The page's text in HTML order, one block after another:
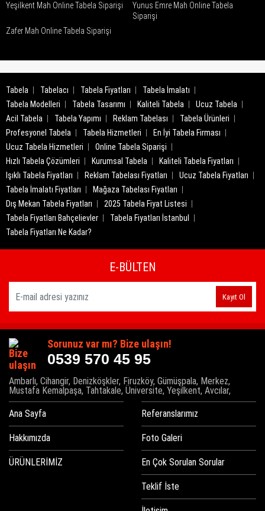
Yeşilkent Mah Online Tabela Siparişi
Yunus Emre Mah Online Tabela
Siparişi
Zafer Mah Online Tabela Siparişi
Tabela Tabelacı Tabela Fiyatları
Tabela İmalatı
Tabela Modelleri
Tabela Tasarımı Kaliteli Tabela
Ucuz Tabela
Acil Tabela
Tabela Yapımı Reklam Tabelası
Tabela Ürünleri
Profesyonel Tabela
Tabela Hizmetleri
En İyi Tabela Firması
Ucuz Tabela Hizmetleri
Online Tabela Siparişi
Hızlı Tabela Çözümleri
Kurumsal Tabela
Kaliteli Tabela Fiyatları
Işıklı Tabela Fiyatları
Reklam Tabelası Fiyatları
Ucuz Tabela Fiyatları
Tabela İmalatı Fiyatları
Mağaza Tabelası Fiyatları
Dış Mekan Tabela Fiyatları
2025 Tabela Fiyat Listesi
Tabela Fiyatları Bahçelievler
Tabela Fiyatları İstanbul
Tabela Fiyatları Ne Kadar?
E-BÜLTEN
Kayıt Ol
Sorunuz var mı? Bize ulaşın!
0539 570 45 95
Ambarlı, Cihangir, Denizköşkler, Firuzköy, Gümüşpala, Merkez,
Mustafa Kemalpaşa, Tahtakale, Üniversite, Yeşilkent, Avcılar,
Ana Sayfa
Hakkımızda
ÜRÜNLERİMİZ
Referanslarımız
Foto Galeri
En Çok Sorulan Sorular
Teklif İste